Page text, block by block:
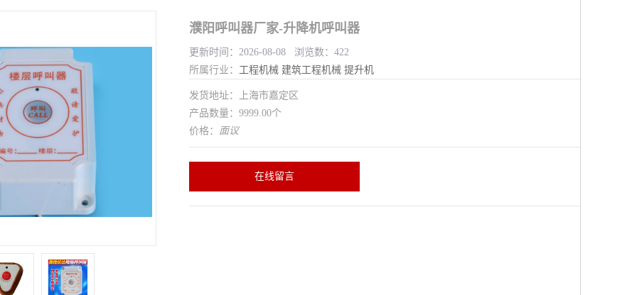
濮阳呼叫器厂家-升降机呼叫器
更新时间：2026-08-08 浏览数：422
所属行业： 工程机械 建筑工程机械 提升机
发货地址：上海市嘉定区
产品数量：9999.00个
价格： 面议
在线留言